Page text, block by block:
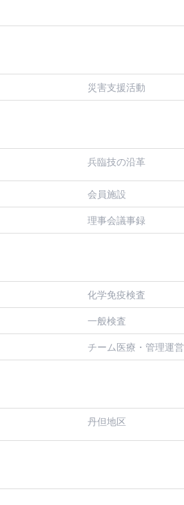
災害支援活動
兵臨技の沿革
会員施設
理事会議事録
化学免疫検査
一般検査
チーム医療・管理運営
丹但地区